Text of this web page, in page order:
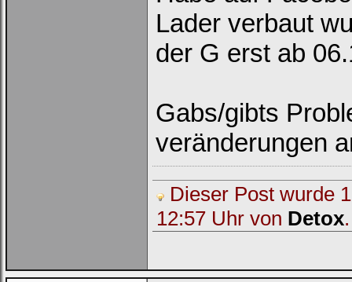
Lader verbaut
der G erst ab
Gabs/gibts
veränderungen
Dieser Post wurde
12:57 Uhr von Detox.